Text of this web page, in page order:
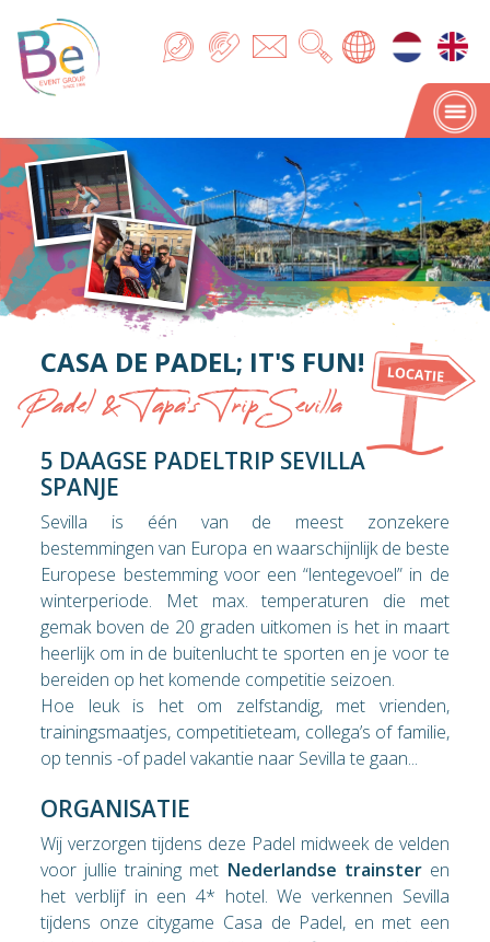
CASA DE PADEL; IT'S FUN!
Padel & Tapa's Trip Sevilla
5 DAAGSE PADELTRIP SEVILLA
SPANJE
Sevilla is één van de meest zonzekere
bestemmingen van Europa en waarschijnlijk de beste
Europese bestemming voor een “lentegevoel” in de
winterperiode. Met max. temperaturen die met
gemak boven de 20 graden uitkomen is het in maart
heerlijk om in de buitenlucht te sporten en je voor te
bereiden op het komende competitie seizoen.
Hoe leuk is het om zelfstandig, met vrienden,
trainingsmaatjes, competitieteam, collega’s of familie,
op tennis -of padel vakantie naar Sevilla te gaan...
ORGANISATIE
Wij verzorgen tijdens deze Padel midweek de velden
voor jullie training met Nederlandse trainsteren
het verblijf in een 4* hotel. We verkennen Sevilla
tijdens onze citygame Casa de Padel, en met een